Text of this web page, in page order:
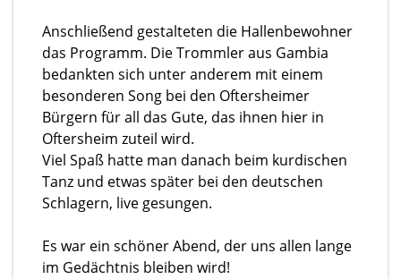
Anschließend gestalteten die Hallenbewohner
das Programm. Die Trommler aus Gambia
bedankten sich unter anderem mit einem
besonderen Song bei den Oftersheimer
Bürgern für all das Gute, das ihnen hier in
Oftersheim zuteil wird.
Viel Spaß hatte man danach beim kurdischen
Tanz und etwas später bei den deutschen
Schlagern, live gesungen.
Es war ein schöner Abend, der uns allen lange
im Gedächtnis bleiben wird!